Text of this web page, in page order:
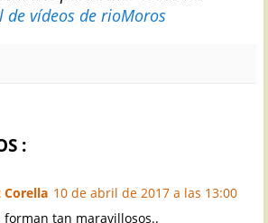
de vídeos de rioMoros
:
Corella 10 de abril de 2017 a las 13:00
forman tan maravillosos..